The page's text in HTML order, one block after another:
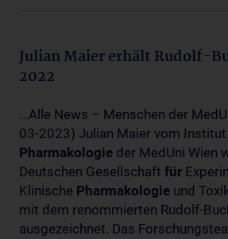
Julian Maier erhält Rudolf-
2022
...Alle News – Menschen der
03-2023) Julian Maier vom Institut
Pharmakologie der MedUni Wien
Deutschen Gesellschaft für
Klinische Pharmakologie und
mit dem renommierten Rudolf-
ausgezeichnet. Das